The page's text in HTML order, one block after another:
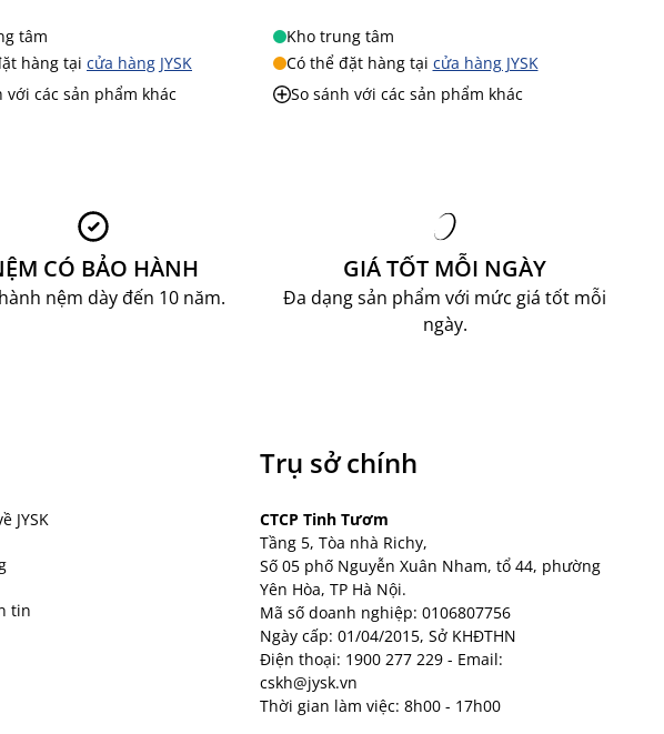
tâm
hàng tại cửa hàng JYSK
với các sản phẩm khác
Kho trung tâm
Có thể đặt hàng tại cửa hàng JYSK
So sánh với các sản phẩm khác
CÓ BẢO HÀNH
nệm dày đến 10 năm.
GIÁ TỐT MỖI NGÀY
Đa dạng sản phẩm với mức giá tốt mỗi
ngày.
JYSK
tin
Trụ sở chính
CTCP Tinh Tươm
Tầng 5, Tòa nhà Richy,
Số 05 phố Nguyễn Xuân Nham, tổ 44, phường
Yên Hòa, TP Hà Nội.
Mã số doanh nghiệp: 0106807756
Ngày cấp: 01/04/2015, Sở KHĐTHN
Điện thoại: 1900 277 229- Email:
cskh@jysk.vn
Thời gian làm việc: 8h00 - 17h00